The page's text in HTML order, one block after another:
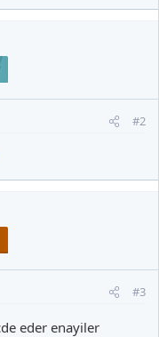
#2
#3
eder enayiler